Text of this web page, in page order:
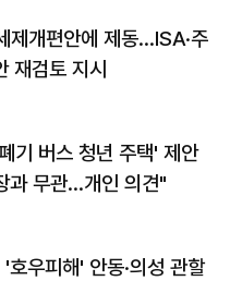
제개편안에 제동…ISA·주
재검토 지시
기 버스 청년 주택' 제안
과 무관…개인 의견"
우피해' 안동·의성 관할